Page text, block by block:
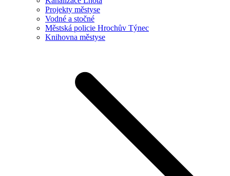
Projekty městyse
Vodné a stočné
Městská policie Hrochův Týnec
Knihovna městyse